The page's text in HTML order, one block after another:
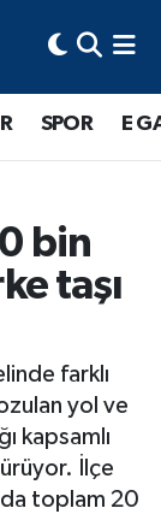
SPOR E
bin
taşı
farklı
yol ve
kapsamlı
İlçe
toplam 20